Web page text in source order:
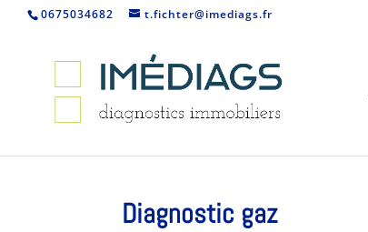
0675034682 t.fichter@imediags.fr
Diagnostic gaz